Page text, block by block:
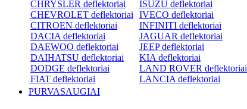
CHRYSLER deflektoriai
CHEVROLET deflektoriai
CITROEN deflektoriai
DACIA deflektoriai
DAEWOO deflektoriai
DAIHATSU deflektoriai
DODGE deflektoriai
FIAT deflektoriai
ISUZU deflektoriai
IVECO deflektoriai
INFINITI deflektoriai
JAGUAR deflektoriai
JEEP deflektoriai
KIA deflektoriai
LAND ROVER deflektoriai
LANCIA deflektoriai
PURVASAUGIAI